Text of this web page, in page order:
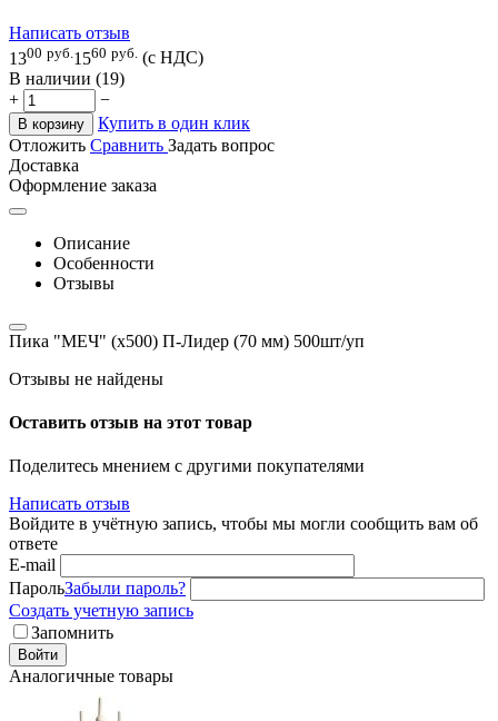
Написать отзыв
1300 руб. 1560 руб. (с НДС)
В наличии (19)
+
−
В корзину
Купить в один клик
Отложить Сравнить Задать вопрос
Доставка
Оформление заказа
Описание
Особенности
Отзывы
Пика "МЕЧ" (х500) П-Лидер (70 мм) 500шт/уп
Отзывы не найдены
Оставить отзыв на этот товар
Поделитесь мнением с другими покупателями
Написать отзыв
Войдите в учётную запись, чтобы мы могли сообщить вам об
ответе
E-mail
ПарольЗабыли пароль?
Создать учетную запись
Запомнить
Войти
Аналогичные товары